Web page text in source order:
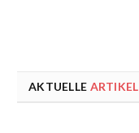
AKTUELLE ARTIKEL